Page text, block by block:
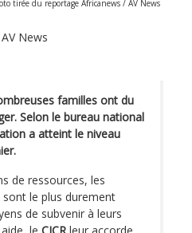
tirée du reportage Africanews / AV News
News
familles ont du
Selon le bureau national
a atteint le niveau
de ressources, les
le plus durement
de subvenir à leurs